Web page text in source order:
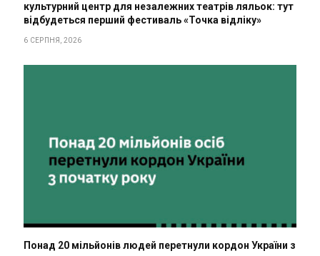
культурний центр для незалежних театрів ляльок: тут
відбудеться перший фестиваль «Точка відліку»
6 СЕРПНЯ, 2026
Понад 20 мільйонів людей перетнули кордон України з